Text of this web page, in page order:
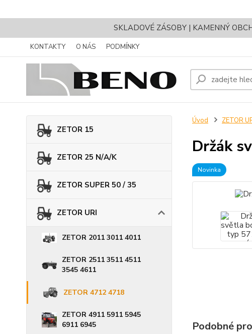
SKLADOVÉ ZÁSOBY | KAMENNÝ
KONTAKTY O NÁS PODMÍNKY
ZETOR 15
ZETOR 25 N/A/K
ZETOR SUPER 50 / 35
ZETOR URI
ZETOR 2011 3011 4011
ZETOR 2511 3511 4511
3545 4611
ZETOR 4712 4718
ZETOR 4911 5911 5945
6911 6945
Úvod ZETOR
Držák
Novinka
Podobné